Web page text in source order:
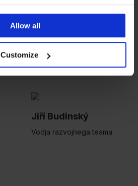
Allow all
Customize
Direktor marketinga
Petr Doňar
Jiří Budinský
Vodja razvojnega teama